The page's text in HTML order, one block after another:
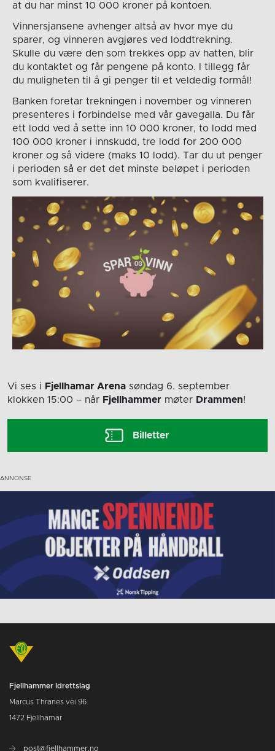
at du har minst 10 000 kroner på kontoen.
Vinnersjansene avhenger altså av hvor mye du
sparer, og vinneren avgjøres ved loddtrekning.
Skulle du være den som trekkes opp av hatten, blir
du kontaktet og får pengene på konto. I tillegg får
du muligheten til å gi penger til et veldedig formål!
Banken foretar trekningen i november og vinneren
presenteres i forbindelse med vår gavegalla. Du får
ett lodd ved å sette inn 10 000 kroner, to lodd med
100 000 kroner i innskudd, tre lodd for 200 000
kroner og så videre (maks 10 lodd). Tar du ut penger
i perioden så er det det minste beløpet i perioden
som kvalifiserer.
Vi ses i Fjellhamar Arena søndag 6. september
klokken 15:00 – når Fjellhammer møter Drammen!
Billetter
Fjellhammer Idrettslag
Marcus Thranes vei 96
1472 Fjellhamar
post@fjellhammer.no